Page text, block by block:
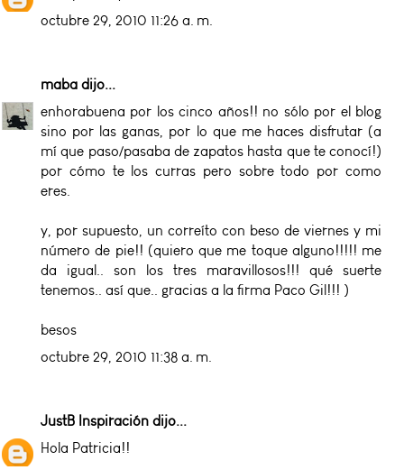
octubre 29, 2010 11:26 a. m.
maba dijo...
enhorabuena por los cinco años!! no sólo por el blog
sino por las ganas, por lo que me haces disfrutar (a
mí que paso/pasaba de zapatos hasta que te conocí!)
por cómo te los curras pero sobre todo por como
eres.
y, por supuesto, un correíto con beso de viernes y mi
número de pie!! (quiero que me toque alguno!!!!! me
da igual.. son los tres maravillosos!!! qué suerte
tenemos.. así que.. gracias a la firma Paco Gil!!! )
besos
octubre 29, 2010 11:38 a. m.
JustB Inspiración dijo...
Hola Patricia!!